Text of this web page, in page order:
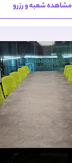
مشاهده شعبه و رزرو